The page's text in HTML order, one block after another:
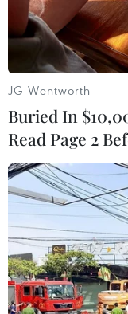
Facebook
cho cơ quan
23/11/2018 06:34
Theo Cơ quan
JG Wentworth
Buried In
Read Page 2